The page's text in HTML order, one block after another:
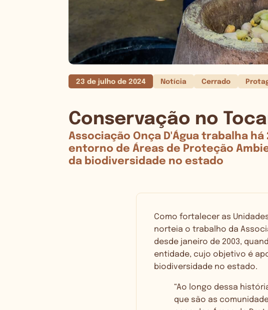
23 de julho de 2024 Notícia Cerrado
Conservação no
Associação Onça D'Água trabalha
entorno de Áreas de Proteção
da biodiversidade no estado
Como fortalecer as
norteia o trabalho da
desde janeiro de 2003,
entidade, cujo objetivo é
biodiversidade no estado.
“Ao longo dessa
que são as